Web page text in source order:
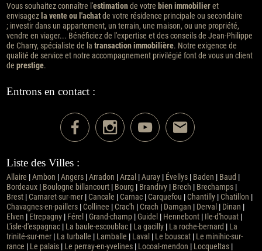
Vous souhaitez connaître l'estimationde votre bien immobilieret
envisagezla vente ou l'achatde votre résidence principale ou secondaire
; investir dans un appartement, un terrain, une maison, ou une propriété,
vendre en viager... Bénéficiez de l'expertise et des conseils de Jean-Philippe
de Charry, spécialiste de la transaction immobilière. Notre exigence de
qualité de service et notre accompagnement privilégié font de vous un client
de prestige.
Entrons en contact :
Liste des Villes :
Allaire |Ambon |Angers|Arradon |Arzal |Auray| Évellys| Baden | Baud |
Bordeaux| Boulogne billancourt| Bourg | Brandivy| Brech | Brechamps|
Brest|Camaret-sur-mer|Cancale |Carnac|Carquefou |Chantilly|Chatillon |
Chavagnes-en-paillers|Collinee |Crac'h |Crach | Damgan | Derval | Dinan |
Elven | Etrepagny| Férel |Grand-champ|Guidel | Hennebont| Ile-d'houat|
L'isle-d'espagnac| La baule-escoublac| La gacilly| La roche-bernard | La
trinité-sur-mer| La turballe | Lamballe | Laval | Le bouscat| Le minihic-sur-
rance | Le palais| Le perray-en-yvelines| Locoal-mendon | Locqueltas|